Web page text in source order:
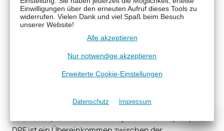
wurde, erfolgt die Verarbeitung ausschließlich auf
Grundlage von Art. 6 Abs. 1 lit. a DSGVO und § 25 Abs. 1
TDDDG, soweit die Einwilligung die Speicherung von
Endgerät des Nutzers (z. B. Device-Fingerprinting) im
Sinne des TDDDG umfasst. Die Einwilligung ist
Das Unternehmen verfügt über eine Zertifizierung
Einwilligungen über den erneuten Aufruf dieses Tools zu
widerrufen. Vielen Dank und viel Spaß beim Besuch
unserer Website!
Alle akzeptieren
Nur notwendige akzeptieren
Erweiterte Cookie-Einstellungen
Datenschutz Impressum